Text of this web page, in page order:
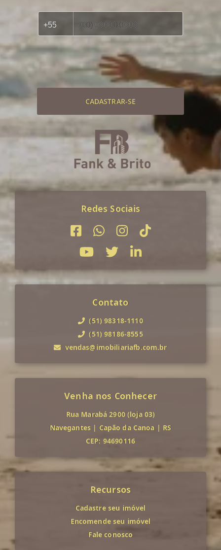
CADASTRAR-SE
Redes Sociais
Contato
(51) 98318-1110
(51) 98186-8555
vendas@imobiliariafb.com.br
Venha nos Conhecer
Rua Marabá 2900 (loja 03)
Navegantes | Capão da Canoa | RS
CEP: 94690116
Recursos
Cadastre seu imóvel
Encomende seu imóvel
Fale conosco